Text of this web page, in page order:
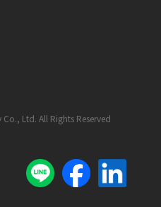
Ltd. All Rights Reserved